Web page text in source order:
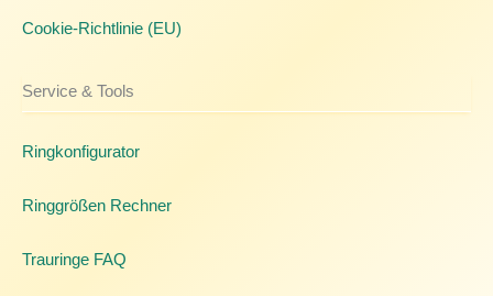
Cookie-Richtlinie (EU)
Service & Tools
Ringkonfigurator
Ringgrößen Rechner
Trauringe FAQ